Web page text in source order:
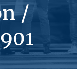
/